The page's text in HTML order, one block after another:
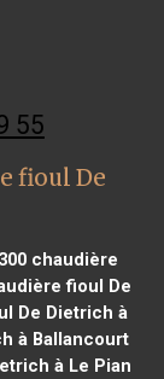
55
fioul De
chaudière
fioul De
De Dietrich à
à Ballancourt
à Le Pian